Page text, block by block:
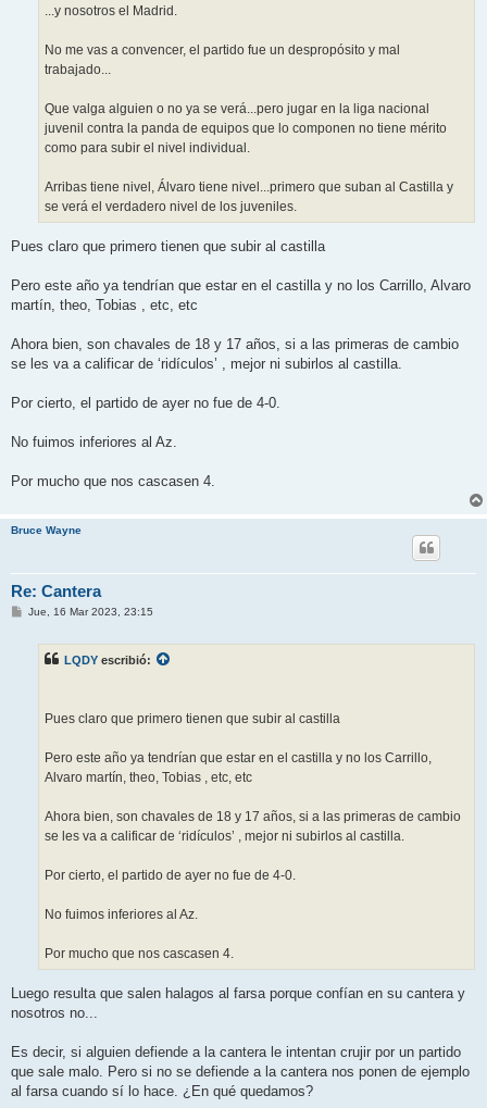
...y nosotros el Madrid.
No me vas a convencer, el partido fue un despropósito y mal
trabajado...
Que valga alguien o no ya se verá...pero jugar en la liga nacional
juvenil contra la panda de equipos que lo componen no tiene mérito
como para subir el nivel individual.
Arribas tiene nivel, Álvaro tiene nivel...primero que suban al Castilla y
se verá el verdadero nivel de los juveniles.
Pues claro que primero tienen que subir al castilla
Pero este año ya tendrían que estar en el castilla y no los Carrillo, Alvaro
martín, theo, Tobias , etc, etc
Ahora bien, son chavales de 18 y 17 años, si a las primeras de cambio
se les va a calificar de ‘ridículos’ , mejor ni subirlos al castilla.
Por cierto, el partido de ayer no fue de 4-0.
No fuimos inferiores al Az.
Por mucho que nos cascasen 4.
Bruce Wayne
Re: Cantera
M
Jue, 16 Mar 2023, 23:15
LQDY escribió:
Pues claro que primero tienen que subir al castilla
Pero este año ya tendrían que estar en el castilla y no los Carrillo,
Alvaro martín, theo, Tobias , etc, etc
Ahora bien, son chavales de 18 y 17 años, si a las primeras de cambio
se les va a calificar de ‘ridículos’ , mejor ni subirlos al castilla.
Por cierto, el partido de ayer no fue de 4-0.
No fuimos inferiores al Az.
Por mucho que nos cascasen 4.
Luego resulta que salen halagos al farsa porque confían en su cantera y
nosotros no...
Es decir, si alguien defiende a la cantera le intentan crujir por un partido
que sale malo. Pero si no se defiende a la cantera nos ponen de ejemplo
al farsa cuando sí lo hace. ¿En qué quedamos?